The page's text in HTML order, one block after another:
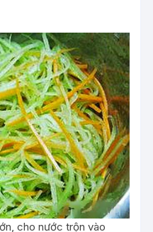
cho nước trộn vào